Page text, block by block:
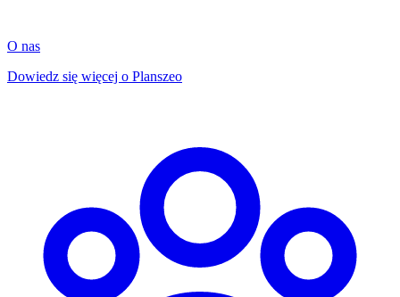
O nas
Dowiedz się więcej o Planszeo